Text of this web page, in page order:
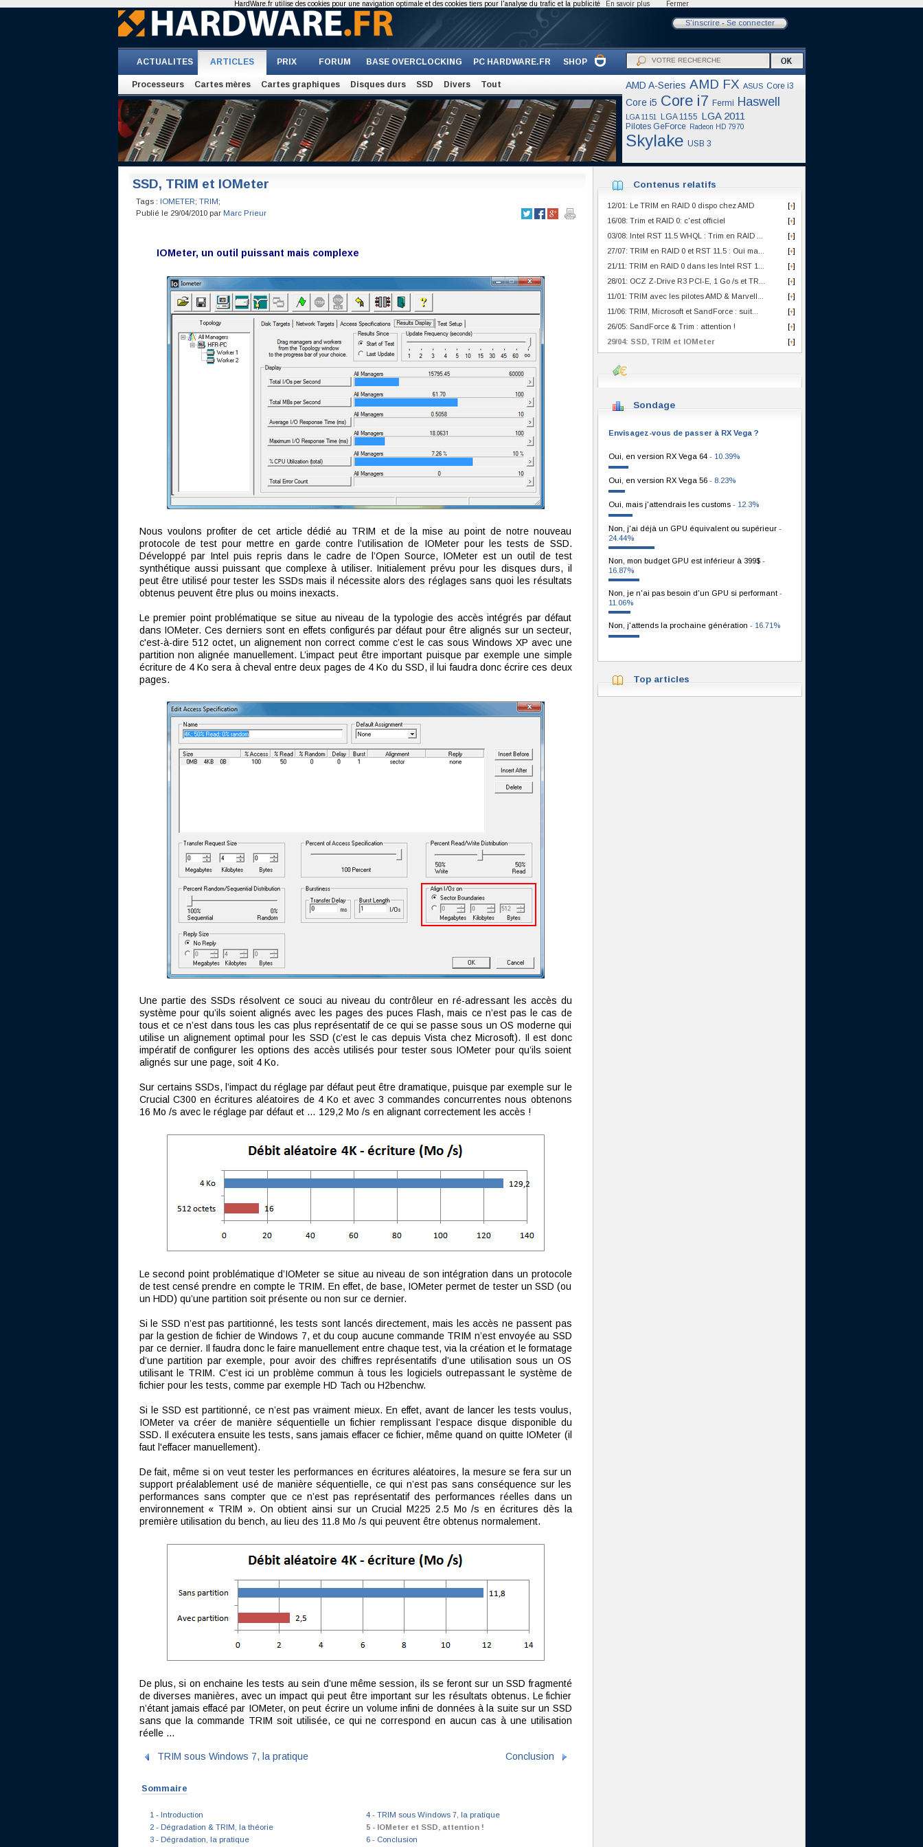
S'inscrire- Se connecter
ACTUALITES ARTICLES PRIX FORUM BASE OVERCLOCKING PC HARDWARE.FR SHOP
Processeurs Cartes mères Cartes graphiques Disques durs SSD Divers Tout AMD A-Series AMD FX ASUS Core i3
Core i5 Core i7 Fermi Haswell
LGA 1151 LGA 1155 LGA 2011
Pilotes GeForce Radeon HD 7970
Skylake USB 3
SSD, TRIM et IOMeter
Tags : IOMETER; TRIM;
Publié le 29/04/2010 par Marc Prieur
IOMeter, un outil puissant mais complexe
Nous voulons profiter de cet article dédié au TRIM et de la mise au point de notre nouveau
protocole de test pour mettre en garde contre l’utilisation de IOMeter pour les tests de SSD.
Développé par Intel puis repris dans le cadre de l’Open Source, IOMeter est un outil de test
synthétique aussi puissant que complexe à utiliser. Initialement prévu pour les disques durs, il
peut être utilisé pour tester les SSDs mais il nécessite alors des réglages sans quoi les résultats
obtenus peuvent être plus ou moins inexacts.
Le premier point problématique se situe au niveau de la typologie des accès intégrés par défaut
dans IOMeter. Ces derniers sont en effets configurés par défaut pour être alignés sur un secteur,
c'est-à-dire 512 octet, un alignement non correct comme c’est le cas sous Windows XP avec une
partition non alignée manuellement. L’impact peut être important puisque par exemple une simple
écriture de 4 Ko sera à cheval entre deux pages de 4 Ko du SSD, il lui faudra donc écrire ces deux
pages.
Une partie des SSDs résolvent ce souci au niveau du contrôleur en ré-adressant les accès du
système pour qu’ils soient alignés avec les pages des puces Flash, mais ce n’est pas le cas de
tous et ce n’est dans tous les cas plus représentatif de ce qui se passe sous un OS moderne qui
utilise un alignement optimal pour les SSD (c’est le cas depuis Vista chez Microsoft). Il est donc
impératif de configurer les options des accès utilisés pour tester sous IOMeter pour qu’ils soient
alignés sur une page, soit 4 Ko.
Sur certains SSDs, l’impact du réglage par défaut peut être dramatique, puisque par exemple sur le
Crucial C300 en écritures aléatoires de 4 Ko et avec 3 commandes concurrentes nous obtenons
16 Mo /s avec le réglage par défaut et … 129,2 Mo /s en alignant correctement les accès !
Le second point problématique d’IOMeter se situe au niveau de son intégration dans un protocole
de test censé prendre en compte le TRIM. En effet, de base, IOMeter permet de tester un SSD (ou
un HDD) qu’une partition soit présente ou non sur ce dernier.
Si le SSD n’est pas partitionné, les tests sont lancés directement, mais les accès ne passent pas
par la gestion de fichier de Windows 7, et du coup aucune commande TRIM n’est envoyée au SSD
par ce dernier. Il faudra donc le faire manuellement entre chaque test, via la création et le formatage
d’une partition par exemple, pour avoir des chiffres représentatifs d’une utilisation sous un OS
utilisant le TRIM. C’est ici un problème commun à tous les logiciels outrepassant le système de
fichier pour les tests, comme par exemple HD Tach ou H2benchw.
Si le SSD est partitionné, ce n’est pas vraiment mieux. En effet, avant de lancer les tests voulus,
IOMeter va créer de manière séquentielle un fichier remplissant l’espace disque disponible du
SSD. Il exécutera ensuite les tests, sans jamais effacer ce fichier, même quand on quitte IOMeter (il
faut l'effacer manuellement).
De fait, même si on veut tester les performances en écritures aléatoires, la mesure se fera sur un
support préalablement usé de manière séquentielle, ce qui n’est pas sans conséquence sur les
performances sans compter que ce n’est pas représentatif des performances réelles dans un
environnement « TRIM ». On obtient ainsi sur un Crucial M225 2.5 Mo /s en écritures dès la
première utilisation du bench, au lieu des 11.8 Mo /s qui peuvent être obtenus normalement.
De plus, si on enchaine les tests au sein d’une même session, ils se feront sur un SSD fragmenté
de diverses manières, avec un impact qui peut être important sur les résultats obtenus. Le fichier
n’étant jamais effacé par IOMeter, on peut écrire un volume infini de données à la suite sur un SSD
sans que la commande TRIM soit utilisée, ce qui ne correspond en aucun cas à une utilisation
réelle ...
TRIM sous Windows 7, la pratique Conclusion
Sommaire
1 - Introduction
2 - Dégradation & TRIM, la théorie
3 - Dégradation, la pratique
4 - TRIM sous Windows 7, la pratique
5 - IOMeter et SSD, attention !
6 - Conclusion
Contenus relatifs
[+]
12/01: Le TRIM en RAID 0 dispo chez AMD
[+]
16/08: Trim et RAID 0: c'est officiel
[+]
03/08: Intel RST 11.5 WHQL : Trim en RAID ...
[+]
27/07: TRIM en RAID 0 et RST 11.5 : Oui ma...
[+]
21/11: TRIM en RAID 0 dans les Intel RST 1...
[+]
28/01: OCZ Z-Drive R3 PCI-E, 1 Go /s et TR...
[+]
11/01: TRIM avec les pilotes AMD & Marvell...
[+]
11/06: TRIM, Microsoft et SandForce : suit...
[+]
26/05: SandForce & Trim : attention !
[+]
29/04: SSD, TRIM et IOMeter
Sondage
Envisagez-vous de passer à RX Vega ?
Oui, en version RX Vega 64 - 10.39%
Oui, en version RX Vega 56 - 8.23%
Oui, mais j'attendrais les customs - 12.3%
Non, j'ai déjà un GPU équivalent ou supérieur -
24.44%
Non, mon budget GPU est inférieur à 399$ -
16.87%
Non, je n'ai pas besoin d'un GPU si performant -
11.06%
Non, j'attends la prochaine génération - 16.71%
Top articles
HardWare.fr utilise des cookies pour une navigation optimale et des cookies tiers pour l'analyse du trafic et la publicité En savoir plus Fermer